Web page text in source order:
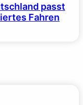
passt
Fahren